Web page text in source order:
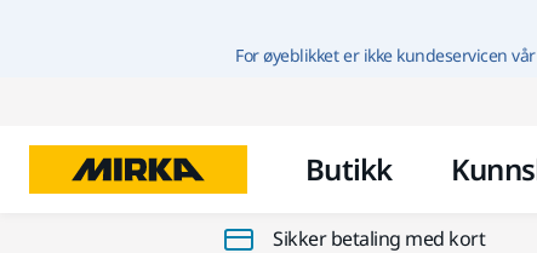
For øyeblikket er ikke kundeservicen
Butikk
Sikker betaling med kort